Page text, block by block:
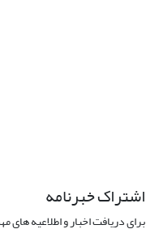
اشتراک خبرنامه
برای دریافت اخبار و اطلاعیه های